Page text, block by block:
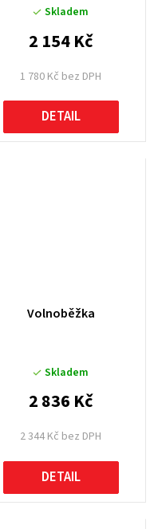
Skladem
1 780 Kč bez DPH
2 154 Kč
DETAIL
Volnoběžka
Skladem
2 344 Kč bez DPH
2 836 Kč
DETAIL